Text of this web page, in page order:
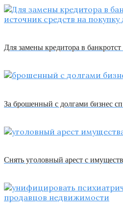
Для замены кредитора в
За брошенный с долгами бизнес
Снять уголовный арест с